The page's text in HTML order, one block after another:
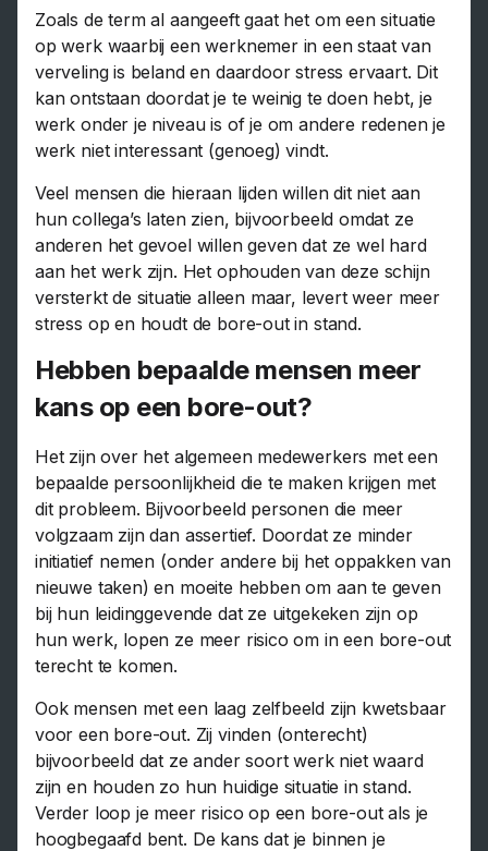
Zoals de term al aangeeft gaat het om een situatie
op werk waarbij een werknemer in een staat van
verveling is beland en daardoor stress ervaart. Dit
kan ontstaan doordat je te weinig te doen hebt, je
werk onder je niveau is of je om andere redenen je
werk niet interessant (genoeg) vindt.
Veel mensen die hieraan lijden willen dit niet aan
hun collega’s laten zien, bijvoorbeeld omdat ze
anderen het gevoel willen geven dat ze wel hard
aan het werk zijn. Het ophouden van deze schijn
versterkt de situatie alleen maar, levert weer meer
stress op en houdt de bore-out in stand.
Hebben bepaalde mensen meer
kans op een bore-out?
Het zijn over het algemeen medewerkers met een
bepaalde persoonlijkheid die te maken krijgen met
dit probleem. Bijvoorbeeld personen die meer
volgzaam zijn dan assertief. Doordat ze minder
initiatief nemen (onder andere bij het oppakken van
nieuwe taken) en moeite hebben om aan te geven
bij hun leidinggevende dat ze uitgekeken zijn op
hun werk, lopen ze meer risico om in een bore-out
terecht te komen.
Ook mensen met een laag zelfbeeld zijn kwetsbaar
voor een bore-out. Zij vinden (onterecht)
bijvoorbeeld dat ze ander soort werk niet waard
zijn en houden zo hun huidige situatie in stand.
Verder loop je meer risico op een bore-out als je
hoogbegaafd bent. De kans dat je binnen je